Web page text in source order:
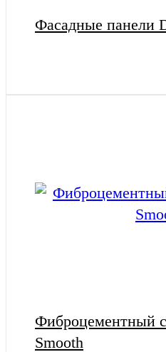
Фасадные панели
Фиброцементный
Smooth